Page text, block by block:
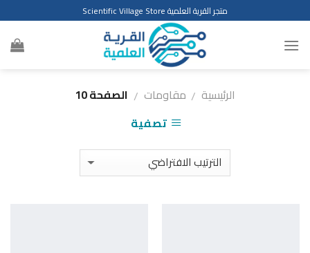
to
content
متجر القرية العلمية Scientific Village Store
الرئيسية / مقاومات / الصفحة 10
تصفية